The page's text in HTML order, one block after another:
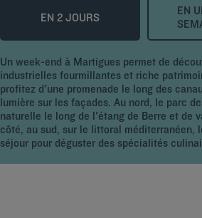
EN 2 JOURS
EN
Un week-end à Martigues permet de
industrielles fourmillantes et riche
profitez d'une promenade le long des
lumière sur les façades. Au nord, le parc
naturelle le long de l'étang de Berre et de
côté, au sud, sur le littoral
séjour pour déguster des spécialités